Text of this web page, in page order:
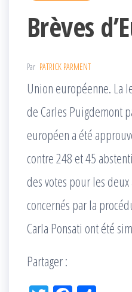
Brèves
Par PATRICK PARMENT
Union européenne. La
de Carles Puigdemont
européen a été
contre 248 et 45
des votes pour les
concernés par la
Carla Ponsati ont été
Partager :